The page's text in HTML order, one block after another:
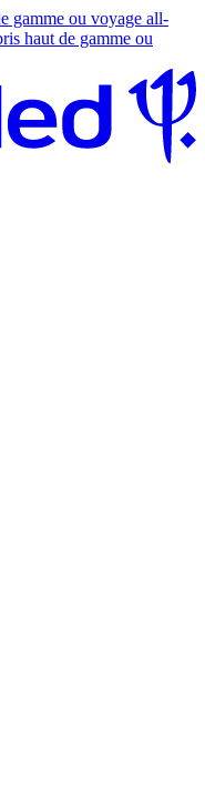
gamme ou voyage all-
haut de gamme ou